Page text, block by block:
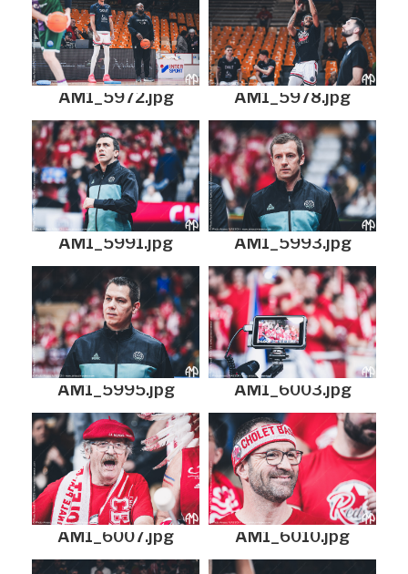
AM1_5972.jpg AM1_5978.jpg
AM1_5991.jpg AM1_5993.jpg
AM1_5995.jpg AM1_6003.jpg
AM1_6007.jpg AM1_6010.jpg